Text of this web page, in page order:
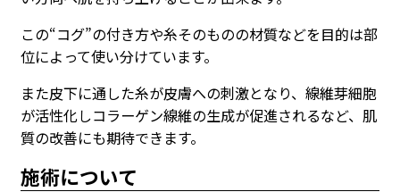
この“コグ”の付き方や糸そのものの材質などを目的は部
位によって使い分けています。
また皮下に通した糸が皮膚への刺激となり、線維芽細胞
が活性化しコラーゲン線維の生成が促進されるなど、肌
質の改善にも期待できます。
施術について